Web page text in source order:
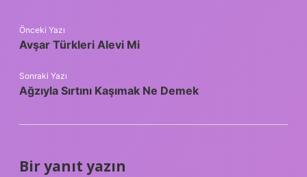
Önceki Yazı
Avşar Türkleri Alevi Mi
Sonraki Yazı
Ağzıyla Sırtını Kaşımak Ne Demek
Bir yanıt yazın